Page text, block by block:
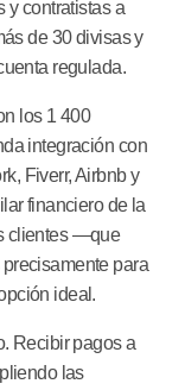
y contratistas a
de 30 divisas y
regulada.
los 1 400
integración con
Fiverr, Airbnb y
financiero de la
clientes —que
para
ideal.
Recibir pagos a
las